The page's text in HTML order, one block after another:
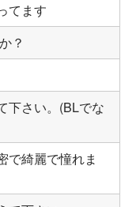
てます
？
下さい。(BLでな
で綺麗で憧れま